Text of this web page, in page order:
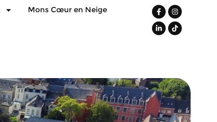
Mons Cœur en Neige